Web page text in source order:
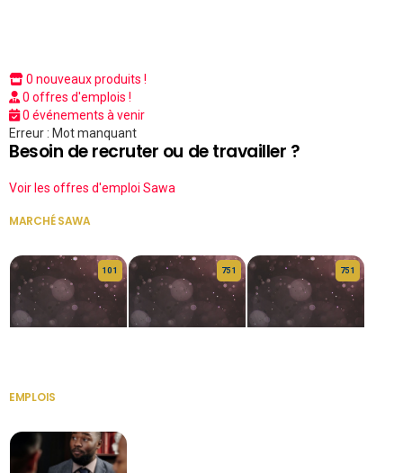
0 nouveaux produits !
0 offres d'emplois !
0 événements à venir
Erreur : Mot manquant
Besoin de recruter ou de travailler ?
Voir les offres d'emploi Sawa
MARCHÉ SAWA
10 1 75 1 75 1
EMPLOIS